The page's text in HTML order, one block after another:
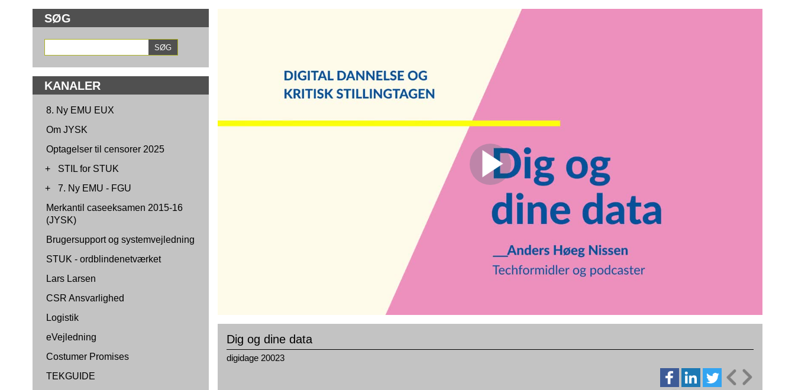
SØG
KANALER
8. Ny EMU EUX
Om JYSK
Optagelser til censorer 2025
+
STIL for STUK
+
7. Ny EMU - FGU
Merkantil caseeksamen 2015-16
(JYSK)
Brugersupport og systemvejledning
STUK - ordblindenetværket
Lars Larsen
CSR Ansvarlighed
Logistik
eVejledning
Costumer Promises
TEKGUIDE
Dig og dine data
digidage 20023